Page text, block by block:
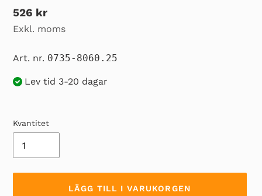
Ordinarie
pris
526 kr
Exkl. moms
Art. nr. 0735-8060.25
Lev tid 3-20 dagar
Kvantitet
LÄGG TILL I VARUKORGEN